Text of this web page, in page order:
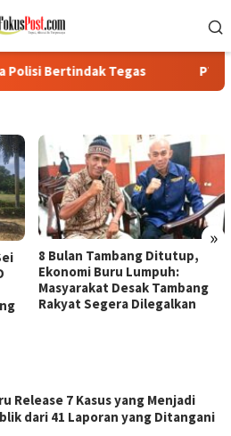
PTPN IV Regional I Kebun
»
8 Bulan Tambang Ditutup,
Ekonomi Buru Lumpuh:
Masyarakat Desak Tambang
Rakyat Segera Dilegalkan
Release 7 Kasus yang Menjadi
dari 41 Laporan yang Ditangani